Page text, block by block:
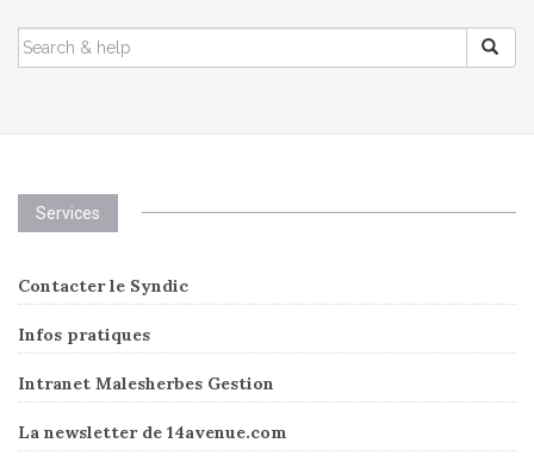
SEARCH
FOR:
Services
Contacter le Syndic
Infos pratiques
Intranet Malesherbes Gestion
La newsletter de 14avenue.com